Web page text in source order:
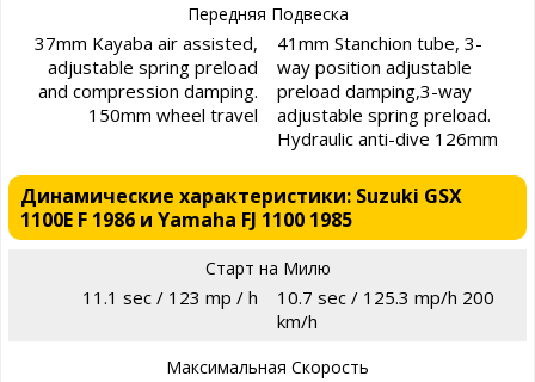
Передняя Подвеска
37mm Kayaba air assisted,
adjustable spring preload
and compression damping.
150mm wheel travel
41mm Stanchion tube, 3-
way position adjustable
preload damping,3-way
adjustable spring preload.
Hydraulic anti-dive 126mm
Динамические характеристики: Suzuki GSX
1100E F 1986 и Yamaha FJ 1100 1985
Старт на Милю
11.1 sec / 123 mp / h
10.7 sec / 125.3 mp/h 200
km/h
Максимальная Скорость